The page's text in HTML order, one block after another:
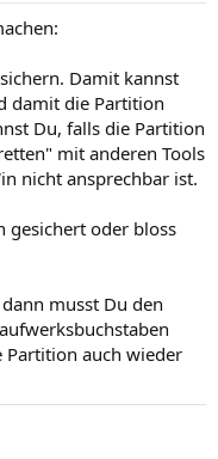
Damit kannst
damit die Partition
Du, falls die Partition
mit anderen Tools
nicht ansprechbar ist.
gesichert oder bloss
musst Du den
auch wieder